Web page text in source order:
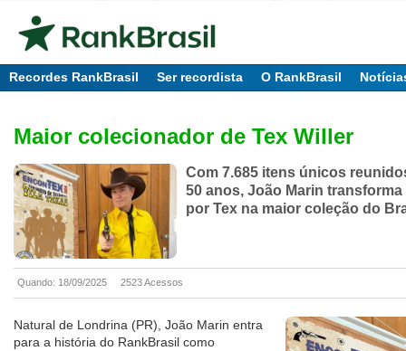
Recordes RankBrasil Ser recordista O RankBrasil
Maior colecionador de Tex Willer
Com 7.685 itens únicos
50 anos, João Marin
por Tex na maior coleção do
Quando: 18/09/2025 2523 Acessos
Natural de Londrina (PR), João Marin entra
para a história do RankBrasil como